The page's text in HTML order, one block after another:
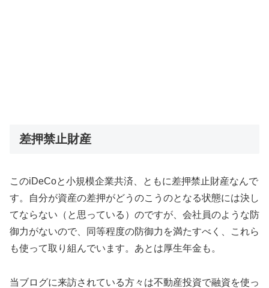
差押禁止財産
このiDeCoと小規模企業共済、ともに差押禁止財産なんで
す。自分が資産の差押がどうのこうのとなる状態には決し
てならない（と思っている）のですが、会社員のような防
御力がないので、同等程度の防御力を満たすべく、これら
も使って取り組んでいます。あとは厚生年金も。
当ブログに来訪されている方々は不動産投資で融資を使っ